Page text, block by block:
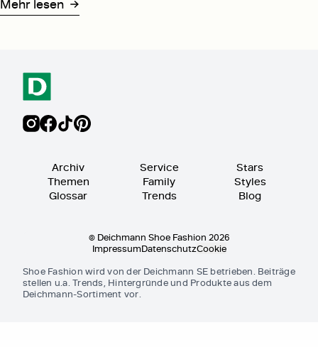
Archiv
Themen
Glossar
Service
Family
Trends
Stars
Styles
Blog
© Deichmann Shoe Fashion 2026
ImpressumDatenschutzCookie
Shoe Fashion wird von der Deichmann SE betrieben. Beiträge
stellen u.a. Trends, Hintergründe und Produkte aus dem
Deichmann-Sortiment vor.